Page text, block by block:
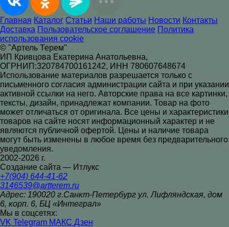
Главная Каталог Статьи Наши работы Новости Контакты
Доставка Пользовательское соглашение Политика
использования cookie
© "Артель Терем"
ИП Кривцова Екатерина Анатольевна,
ОГРНИП:320784700161242, ИНН 780607648674
Использование материалов разрешается только с
письменного согласия администрации сайта и при указании
активной ссылки на него. Авторские права на все картинки,
тексты, дизайн, принадлежат компании. Товар на фото
может отличаться от оригинала. Все цены и характеристики
товаров на сайте носят информационный характер и не
являются публичной офертой. Цены и наличие товара
могут быть изменены в любое время без предварительного
уведомления.
2002-2026 г.
Создание сайта — Итлукс
+7(904) 644-41-62
3146539@artterem.ru
Адрес: 190020 г.Санкт-Петербург ул. Лифляндская, дом
6, корп. 6, БЦ «Интеграл»
Мы в соцсетях:
VK Telegram МАКС Дзен